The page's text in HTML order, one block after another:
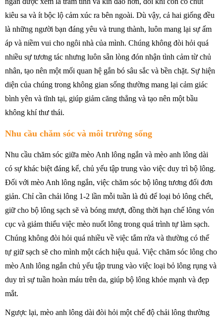
kiêu sa và ít bộc lộ cảm xúc ra bên ngoài. Dù vậy, cả hai giống đều
là những người bạn đáng yêu và trung thành, luôn mang lại sự ấm
áp và niềm vui cho ngôi nhà của mình. Chúng không đòi hỏi quá
nhiều sự tương tác nhưng luôn sẵn lòng đón nhận tình cảm từ chủ
nhân, tạo nên một mối quan hệ gắn bó sâu sắc và bền chặt. Sự hiện
diện của chúng trong không gian sống thường mang lại cảm giác
bình yên và tĩnh tại, giúp giảm căng thẳng và tạo nên một bầu
không khí thư thái.
Nhu cầu chăm sóc và môi trường sống
Nhu cầu chăm sóc giữa mèo Anh lông ngắn và mèo anh lông dài
có sự khác biệt đáng kể, chủ yếu tập trung vào việc duy trì bộ lông.
Đối với mèo Anh lông ngắn, việc chăm sóc bộ lông tương đối đơn
giản. Chỉ cần chải lông 1-2 lần mỗi tuần là đủ để loại bỏ lông chết,
giữ cho bộ lông sạch sẽ và bóng mượt, đồng thời hạn chế lông vón
cục và giảm thiểu việc mèo nuốt lông trong quá trình tự làm sạch.
Chúng không đòi hỏi quá nhiều về việc tắm rửa và thường có thể
tự giữ sạch sẽ cho mình một cách hiệu quả. Việc chăm sóc lông cho
mèo Anh lông ngắn chủ yếu tập trung vào việc loại bỏ lông rụng và
duy trì sự tuần hoàn máu trên da, giúp bộ lông khỏe mạnh và đẹp
mắt.
Ngược lại, mèo anh lông dài đòi hỏi một chế độ chải lông thường